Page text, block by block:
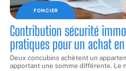
FONCIER
Contribution sécurité
pratiques pour un achat
Deux concubins achètent un
apportant une somme différente. Le